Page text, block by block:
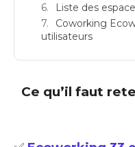
Liste des
Coworking
utilisateurs
Ce qu’il faut